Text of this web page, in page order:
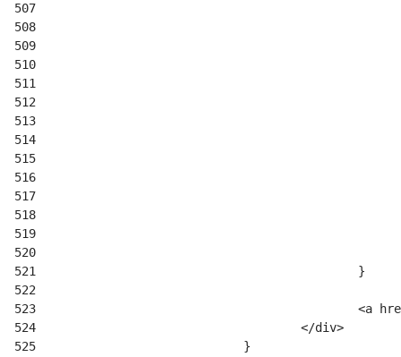
507
508
509
510
511
512
513
514
515
516
517
518
519
520
521
522
523
524
525